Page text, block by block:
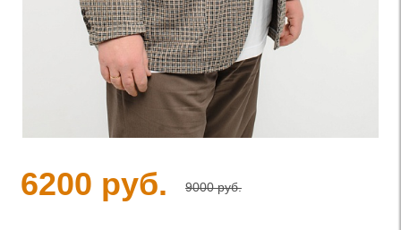
6200 руб. 9000 руб.